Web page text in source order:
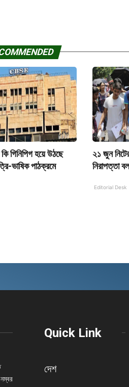
কি গিনিপিগ হয়ে উঠছে
ভাষিক পাঠক্রমে
২১ জুন
নিরাপত্তা
Editorial Desk
Quick Link
দেশ